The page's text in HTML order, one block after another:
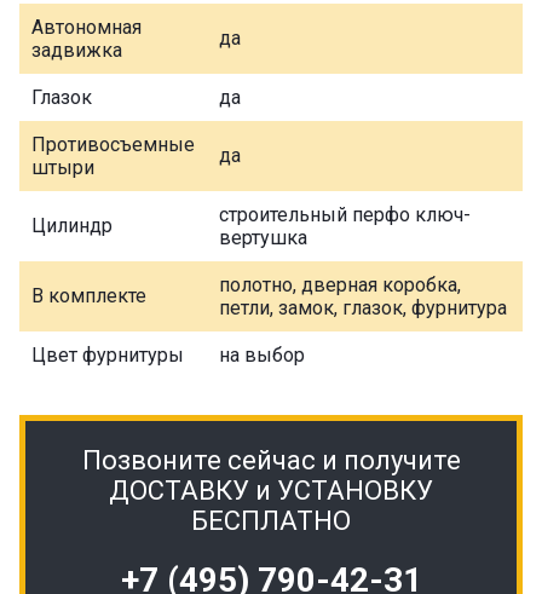
Автономная
задвижка
да
Глазок да
Противосъемные
штыри
да
Цилиндр
строительный перфо ключ-
вертушка
В комплекте
полотно, дверная коробка,
петли, замок, глазок, фурнитура
Цвет фурнитуры на выбор
Позвоните сейчас и получите
ДОСТАВКУ и УСТАНОВКУ
БЕСПЛАТНО
+7 (495) 790-42-31